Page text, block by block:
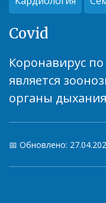
Covid
Коронавирус
является
органы
📅 Обновлено: